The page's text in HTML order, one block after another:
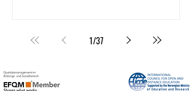
1/37